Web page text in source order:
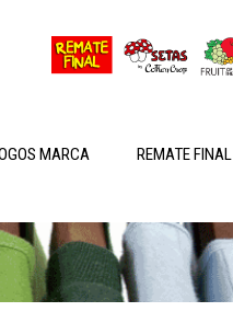
MARCA REMATE FINAL